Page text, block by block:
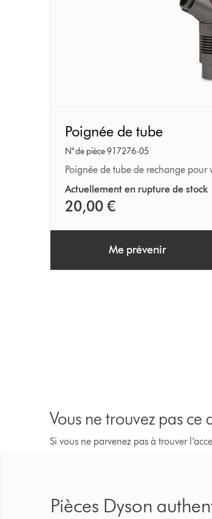
de
tube
Poignée de tube
N° de pièce 917276-05
Poignée de tube de rechange pour
Actuellement en rupture de stock
20,00 €
Me prévenir
Vous ne trouvez pas ce
Si vous ne parvenez pas à trouver
Pièces Dyson